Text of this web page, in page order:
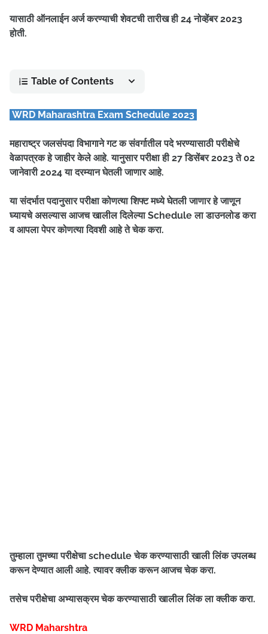
यासाठी ऑनलाईन अर्ज करण्याची शेवटची तारीख ही 24 नोव्हेंबर 2023
होती.
Table of Contents
WRD Maharashtra Exam Schedule 2023
महाराष्ट्र जलसंपदा विभागाने गट क संवर्गातील पदे भरण्यासाठी परीक्षेचे
वेळापत्रक हे जाहीर केले आहे. यानुसार परीक्षा ही 27 डिसेंबर 2023 ते 02
जानेवारी 2024 या दरम्यान घेतली जाणार आहे.
या संदर्भात पदानुसार परीक्षा कोणत्या शिफ्ट मध्ये घेतली जाणार हे जाणून
घ्यायचे असल्यास आजच खालील दिलेल्या Schedule ला डाउनलोड करा
व आपला पेपर कोणत्या दिवशी आहे ते चेक करा.
तुम्हाला तुमच्या परीक्षेचा schedule चेक करण्यासाठी खाली लिंक उपलब्ध
करून देण्यात आली आहे. त्यावर क्लीक करून आजच चेक करा.
तसेच परीक्षेचा अभ्यासक्रम चेक करण्यासाठी खालील लिंक ला क्लीक करा.
WRD Maharshtra